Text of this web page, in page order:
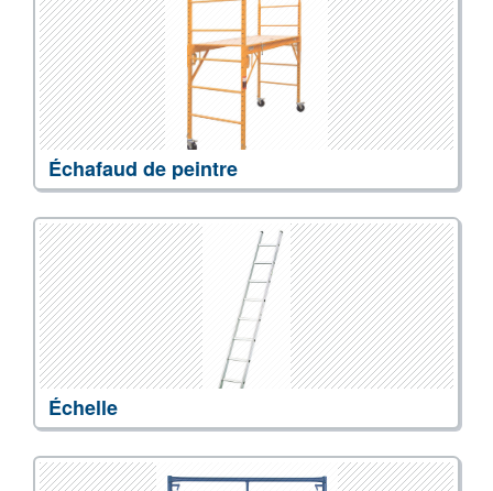
Échafaud de peintre
Échelle